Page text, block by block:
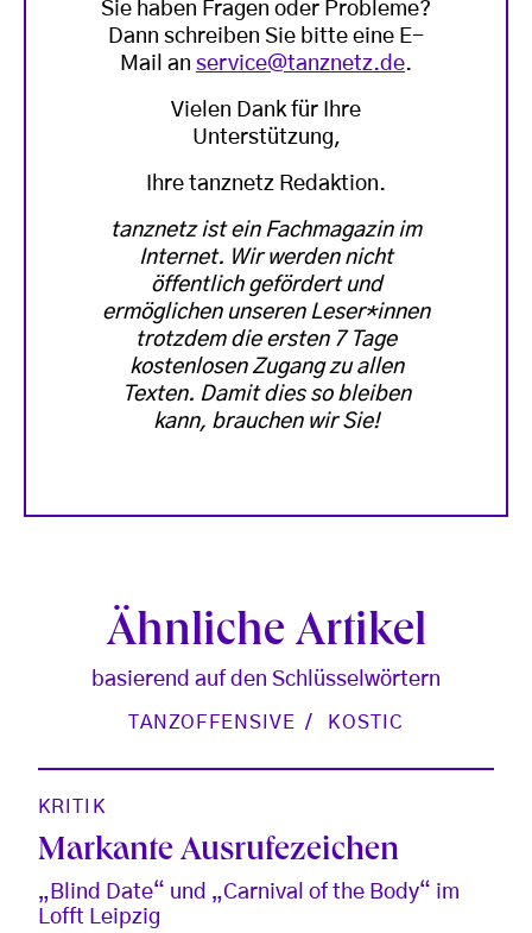
Sie haben Fragen oder Probleme?
Dann schreiben Sie bitte eine E-
Mail an service@tanznetz.de.
Vielen Dank für Ihre
Unterstützung,
Ihre tanznetz Redaktion.
tanznetz ist ein Fachmagazin im
Internet. Wir werden nicht
öffentlich gefördert und
ermöglichen unseren Leser*innen
trotzdem die ersten 7 Tage
kostenlosen Zugang zu allen
Texten. Damit dies so bleiben
kann, brauchen wir Sie!
Ähnliche Artikel
basierend auf den Schlüsselwörtern
TANZOFFENSIVE KOSTIC
KRITIK
Markante Ausrufezeichen
„Blind Date“ und „Carnival of the Body“ im
Lofft Leipzig